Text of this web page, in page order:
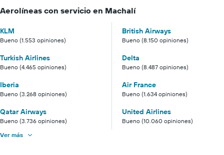
Aerolíneas con servicio en Machalí
KLM
Bueno (1.553 opiniones)
British Airways
Bueno (8.150 opiniones)
Turkish Airlines
Bueno (4.465 opiniones)
Delta
Bueno (8.487 opiniones)
Iberia
Bueno (3.268 opiniones)
Air France
Bueno (1.634 opiniones)
Qatar Airways
Bueno (3.736 opiniones)
United Airlines
Bueno (10.060 opiniones)
Ver más